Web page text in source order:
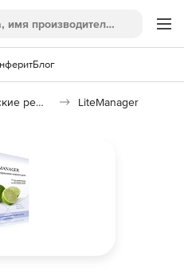
Блог
Российские решения удаленного доступа (Импортозамещение) LiteManager